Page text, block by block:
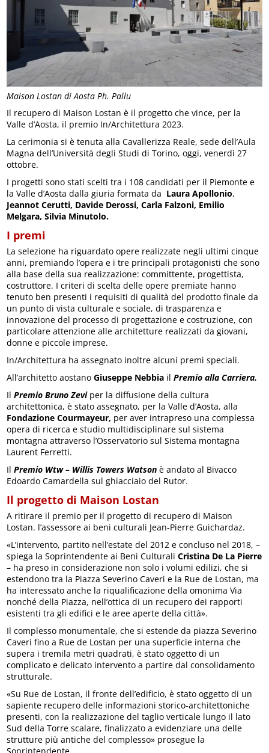
Maison Lostan di Aosta Ph. Pallu
Il recupero di Maison Lostan è il progetto che vince, per la
Valle d’Aosta, il premio In/Architettura 2023.
La cerimonia si è tenuta alla Cavallerizza Reale, sede dell’Aula
Magna dell’Università degli Studi di Torino, oggi, venerdì 27
ottobre.
I progetti sono stati scelti tra i 108 candidati per il Piemonte e
la Valle d’Aosta dalla giuria formata da Laura Apollonio,
Jeannot Cerutti, Davide Derossi, Carla Falzoni, Emilio
Melgara, Silvia Minutolo.
I premi
La selezione ha riguardato opere realizzate negli ultimi cinque
anni, premiando l’opera e i tre principali protagonisti che sono
alla base della sua realizzazione: committente, progettista,
costruttore. I criteri di scelta delle opere premiate hanno
tenuto ben presenti i requisiti di qualità del prodotto finale da
un punto di vista culturale e sociale, di trasparenza e
innovazione del processo di progettazione e costruzione, con
particolare attenzione alle architetture realizzati da giovani,
donne e piccole imprese.
In/Architettura ha assegnato inoltre alcuni premi speciali.
All’architetto aostanoGiuseppe Nebbia ilPremio alla Carriera.
IlPremio Bruno Zeviper la diffusione della cultura
architettonica, è stato assegnato, per la Valle d’Aosta, alla
Fondazione Courmayeur, per aver intrapreso una complessa
opera di ricerca e studio multidisciplinare sul sistema
montagna attraverso l’Osservatorio sul Sistema montagna
Laurent Ferretti.
Il Premio Wtw – Willis Towers Watson è andato al Bivacco
Edoardo Camardella sul ghiacciaio del Rutor.
Il progetto di Maison Lostan
A ritirare il premio per il progetto di recupero di Maison
Lostan. l’assessore ai beni culturali Jean-Pierre Guichardaz.
«L’intervento, partito nell’estate del 2012 e concluso nel 2018, –
spiega la Soprintendente ai Beni CulturaliCristina De La Pierre
– ha preso in considerazione non solo i volumi edilizi, che si
estendono tra la Piazza Severino Caveri e la Rue de Lostan, ma
ha interessato anche la riqualificazione della omonima Via
nonché della Piazza, nell’ottica di un recupero dei rapporti
esistenti tra gli edifici e le aree aperte della città».
Il complesso monumentale, che si estende da piazza Severino
Caveri fino a Rue de Lostan per una superficie interna che
supera i tremila metri quadrati, è stato oggetto di un
complicato e delicato intervento a partire dal consolidamento
strutturale.
«Su Rue de Lostan, il fronte dell’edificio, è stato oggetto di un
sapiente recupero delle informazioni storico-architettoniche
presenti, con la realizzazione del taglio verticale lungo il lato
Sud della Torre scalare, finalizzato a evidenziare una delle
strutture più antiche del complesso» prosegue la